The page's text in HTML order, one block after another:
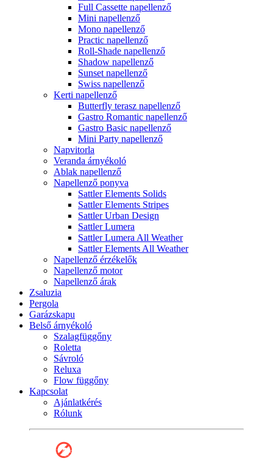
Full Cassette napellenző
Mini napellenző
Mono napellenző
Practic napellenző
Roll-Shade napellenző
Shadow napellenző
Sunset napellenző
Swiss napellenző
Kerti napellenző
Butterfly terasz napellenző
Gastro Romantic napellenző
Gastro Basic napellenző
Mini Party napellenző
Napvitorla
Veranda árnyékoló
Ablak napellenző
Napellenző ponyva
Sattler Elements Solids
Sattler Elements Stripes
Sattler Urban Design
Sattler Lumera
Sattler Lumera All Weather
Sattler Elements All Weather
Napellenző érzékelők
Napellenző motor
Napellenző árak
Zsaluzia
Pergola
Garázskapu
Belső árnyékoló
Szalagfüggőny
Roletta
Sávroló
Reluxa
Flow függőny
Kapcsolat
Ajánlatkérés
Rólunk